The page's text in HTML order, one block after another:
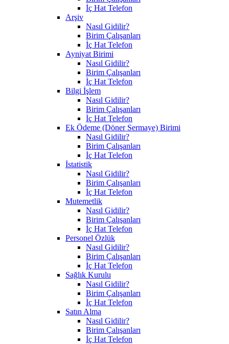
İç Hat Telefon
Arşiv
Nasıl Gidilir?
Birim Çalışanları
İç Hat Telefon
Ayniyat Birimi
Nasıl Gidilir?
Birim Çalışanları
İç Hat Telefon
Bilgi İşlem
Nasıl Gidilir?
Birim Çalışanları
İç Hat Telefon
Ek Ödeme (Döner Sermaye) Birimi
Nasıl Gidilir?
Birim Çalışanları
İç Hat Telefon
İstatistik
Nasıl Gidilir?
Birim Çalışanları
İç Hat Telefon
Mutemetlik
Nasıl Gidilir?
Birim Çalışanları
İç Hat Telefon
Personel Özlük
Nasıl Gidilir?
Birim Çalışanları
İç Hat Telefon
Sağlık Kurulu
Nasıl Gidilir?
Birim Çalışanları
İç Hat Telefon
Satın Alma
Nasıl Gidilir?
Birim Çalışanları
İç Hat Telefon